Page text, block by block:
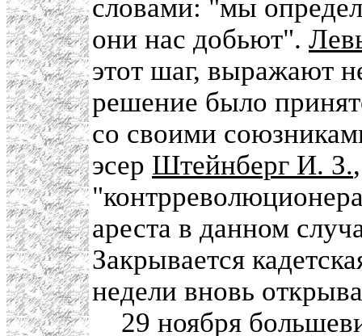
словами: "мы
они нас добьют".
этот шаг, выражают
решение было
со своими
эсер Штейнберг И. З.
ареста в данном
Закрывается
недели вновь
29 ноября